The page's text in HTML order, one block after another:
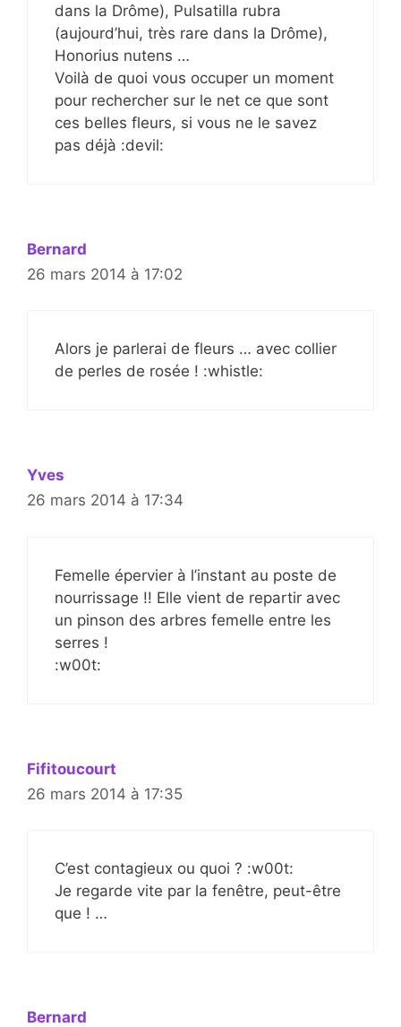
dans la Drôme), Pulsatilla rubra
(aujourd’hui, très rare dans la Drôme),
Honorius nutens …
Voilà de quoi vous occuper un moment
pour rechercher sur le net ce que sont
ces belles fleurs, si vous ne le savez
pas déjà :devil:
Bernard
26 mars 2014 à 17:02
Alors je parlerai de fleurs … avec collier
de perles de rosée ! :whistle:
Yves
26 mars 2014 à 17:34
Femelle épervier à l’instant au poste de
nourrissage !! Elle vient de repartir avec
un pinson des arbres femelle entre les
serres !
:w00t:
Fifitoucourt
26 mars 2014 à 17:35
C’est contagieux ou quoi ? :w00t:
Je regarde vite par la fenêtre, peut-être
que ! …
Bernard